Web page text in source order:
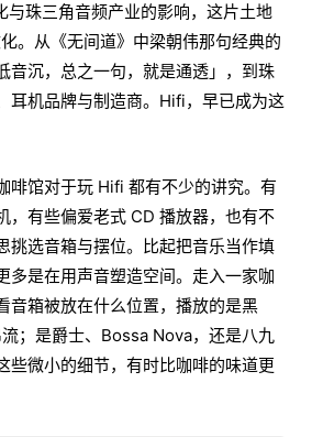
珠三角音频产业的影响，这片土地
。从《无间道》中梁朝伟那句经典的
音沉，总之一句，就是通透」，到珠
耳机品牌与制造商。Hifi，早已成为这
啡馆对于玩 Hifi 都有不少的讲究。有
，有些偏爱老式 CD 播放器，也有不
挑选音箱与摆位。比起把音乐当作填
多是在用声音塑造空间。走入一家咖
音箱被放在什么位置，播放的是黑
；是爵士、Bossa Nova，还是八九
些微小的细节，有时比咖啡的味道更